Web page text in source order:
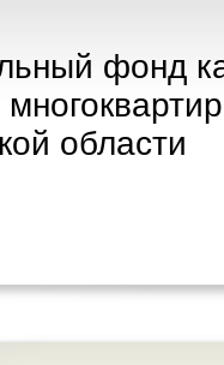
фонд
области